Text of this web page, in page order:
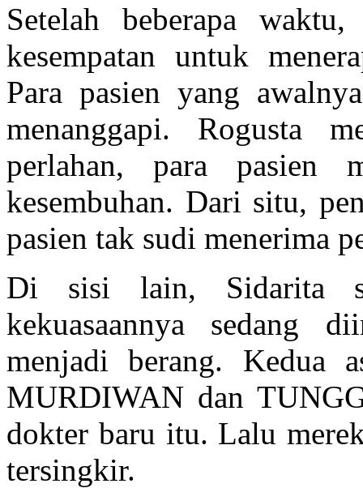
Setelah beberapa
kesempatan untuk
Para pasien yang
menanggapi. Rogusta
perlahan, para pasien
kesembuhan. Dari situ,
pasien tak sudi menerima
Di sisi lain, Sidarita
kekuasaannya sedang
menjadi berang. Kedua
MURDIWAN dan
dokter baru itu. Lalu
tersingkir.